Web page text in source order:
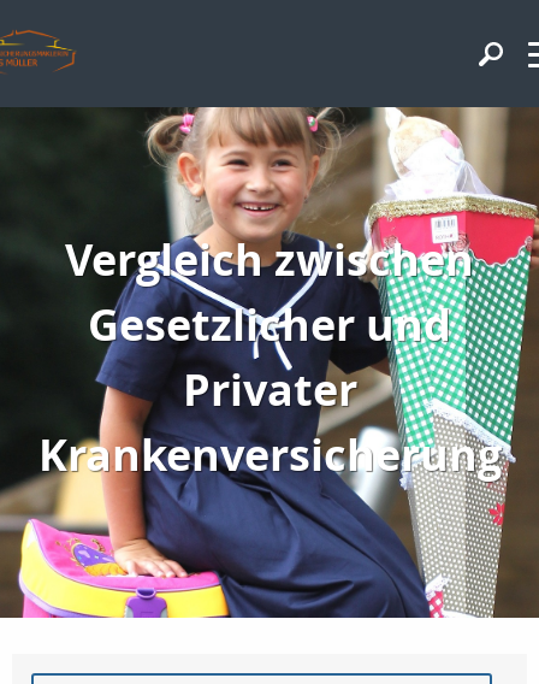
Vergleich zwischen
Gesetzlicher und
Privater
Krankenversicherung